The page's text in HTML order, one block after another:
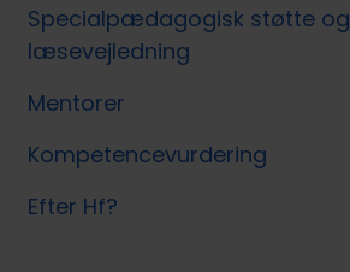
Specialpædagogisk støtte og
læsevejledning
Mentorer
Kompetencevurdering
Efter Hf?